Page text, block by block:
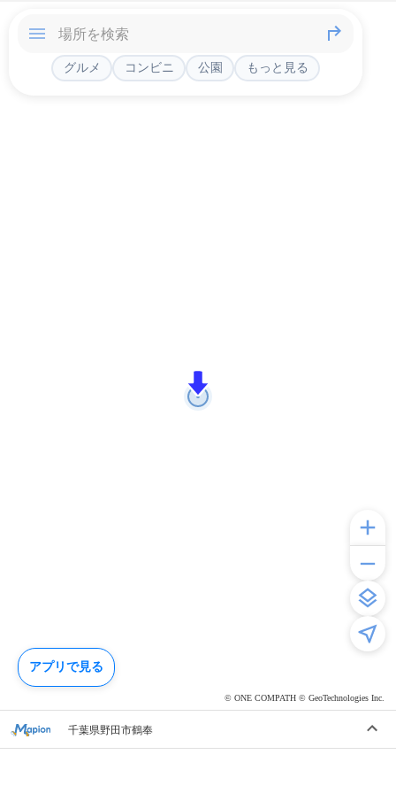
© ONE COMPATH © GeoTechnologies Inc.
グルメ コンビニ 公園 もっと見る
千葉県野田市鶴奉
アプリで見る